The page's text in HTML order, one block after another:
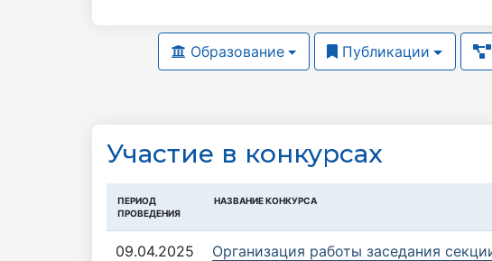
Образование Публикации
Участие в конкурсах
ПЕРИОД
ПРОВЕДЕНИЯ
НАЗВАНИЕ КОНКУРСА
09.04.2025
Организация работы заседания